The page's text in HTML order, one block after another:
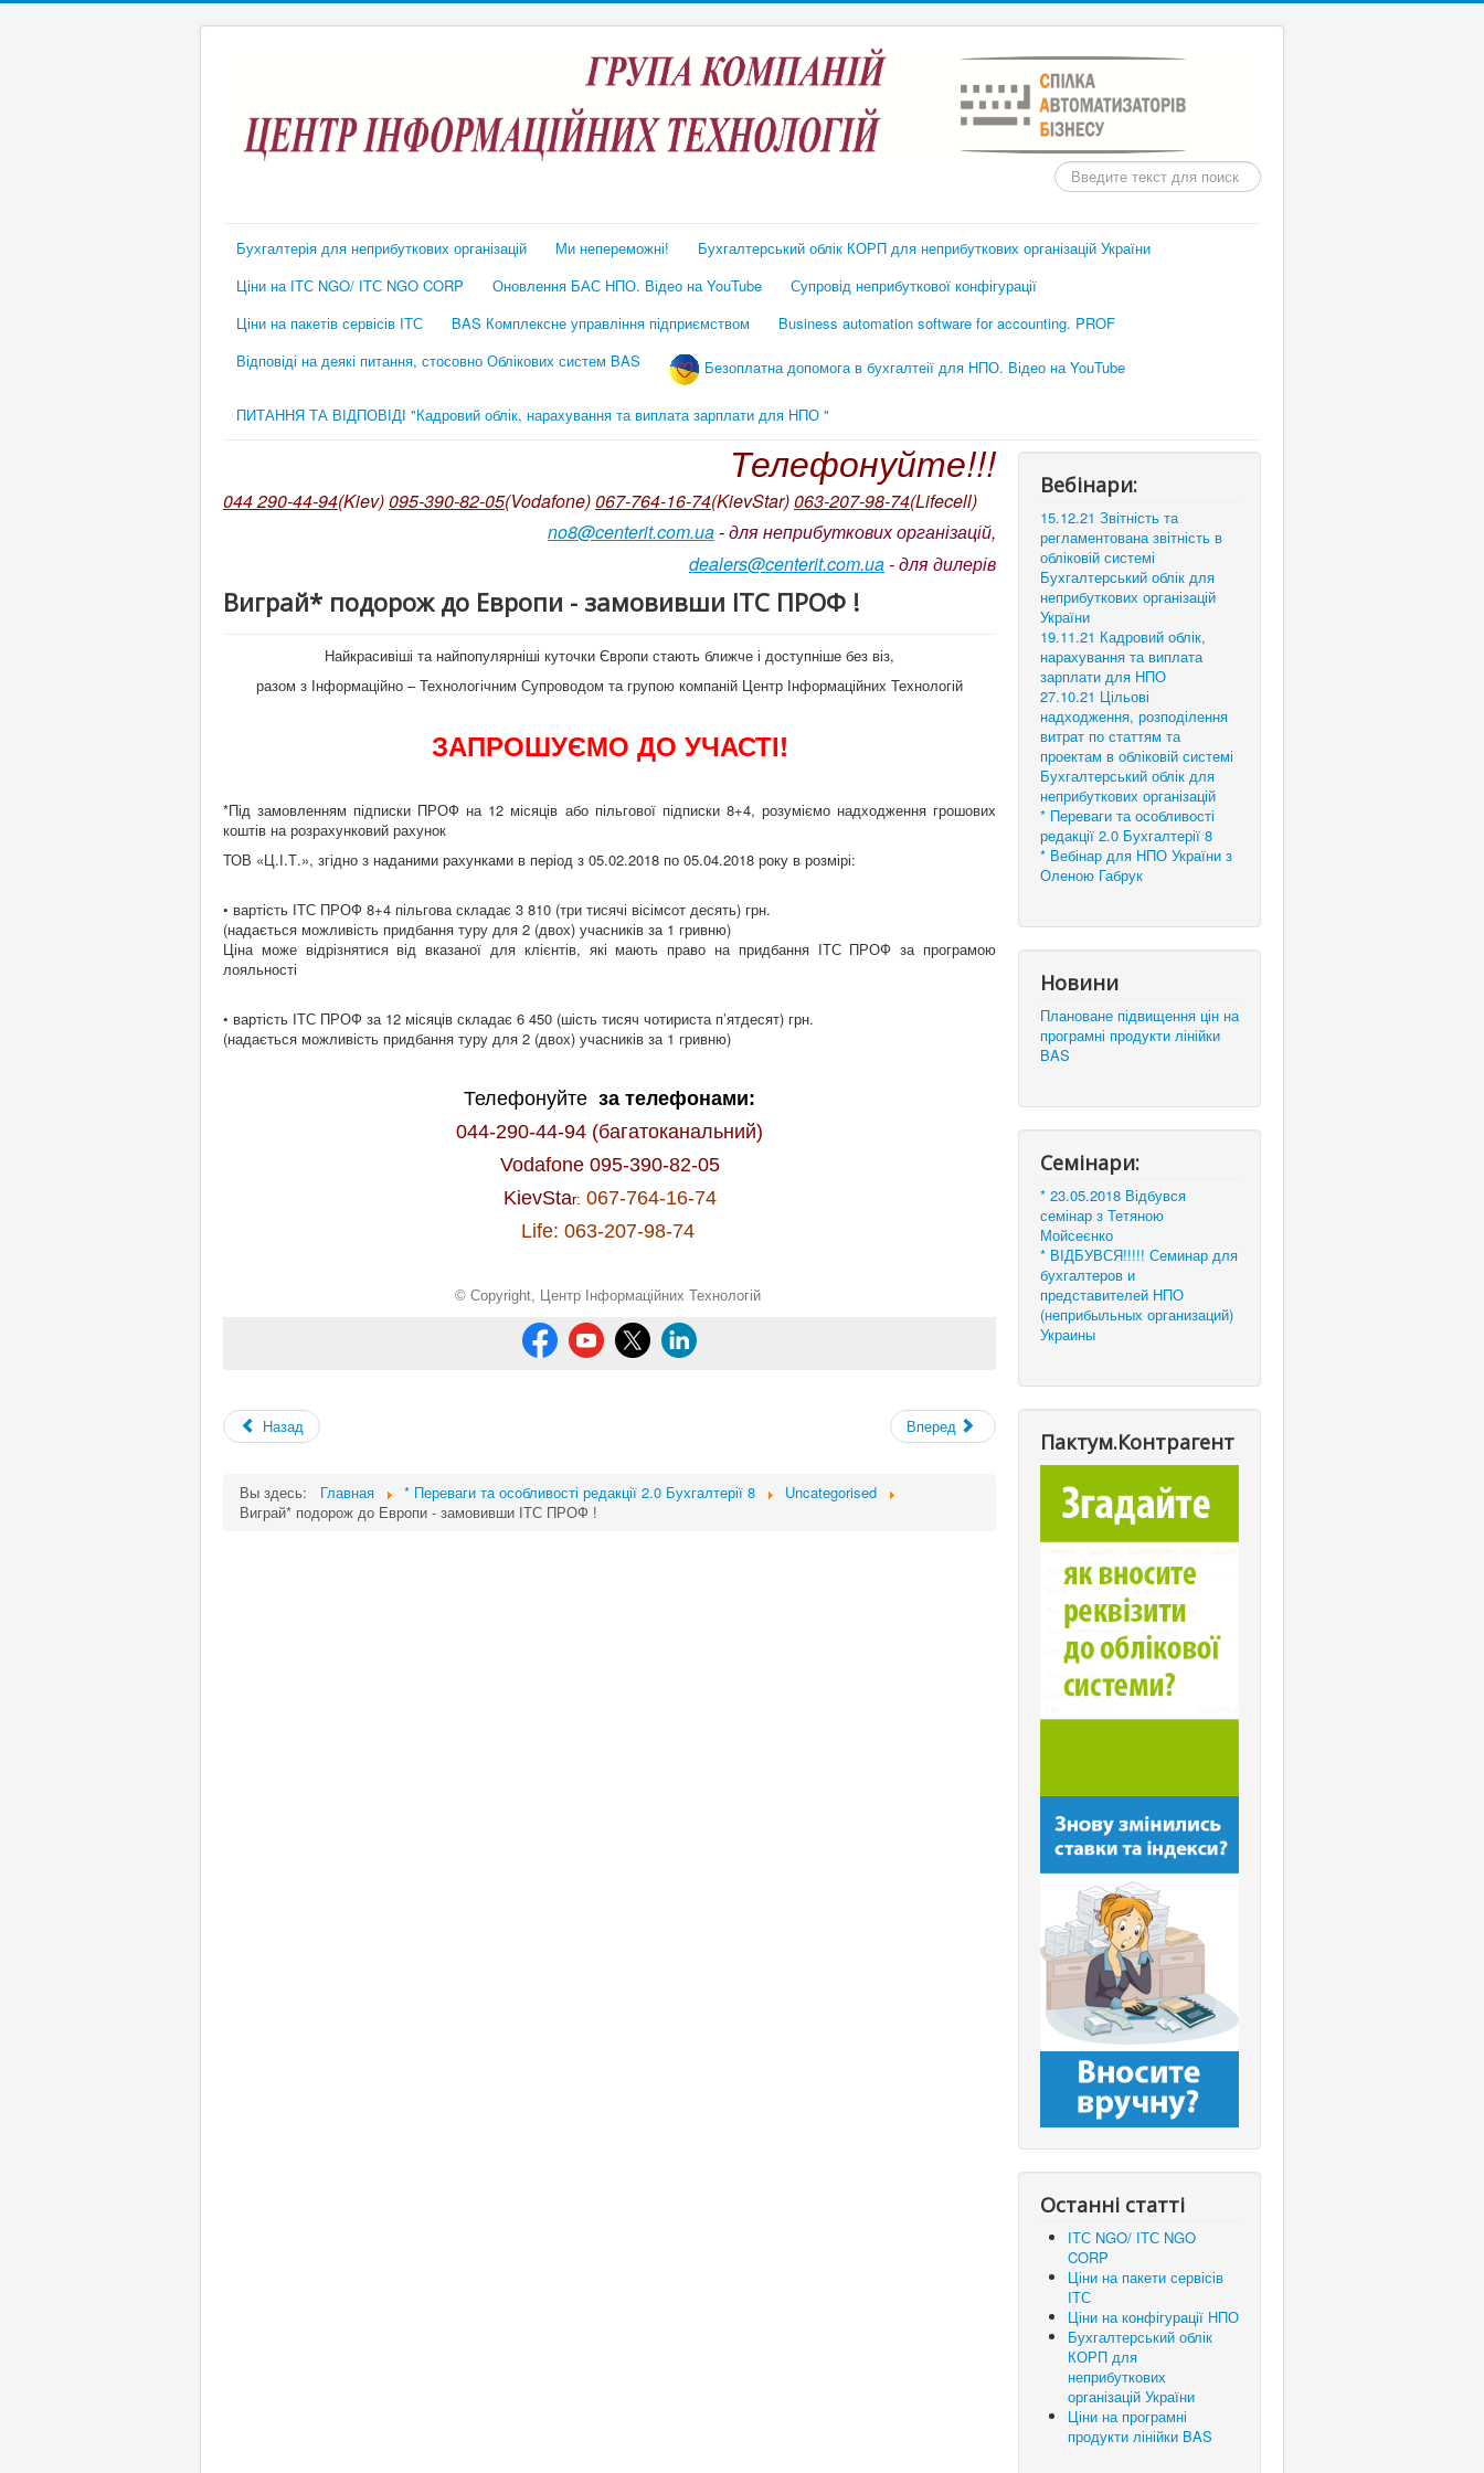
Пошук
Бухгалтерія для неприбуткових організацій Ми непереможні!
Бухгалтерський облік КОРП для неприбуткових організацій України
Ціни на ІТС NGO/ ІТС NGO CORP
Оновлення БАС НПО. Відео на YouTube
Супровід неприбуткової конфігурації
Ціни на пакетів сервісів ІТС
BAS Комплексне управління підприємством
Business automation software for accounting. PROF
Відповіді на деякі питання, стосовно Облікових систем BAS
Безоплатна допомога в бухгалтеії для НПО. Відео на YouTube
ПИТАННЯ ТА ВІДПОВІДІ "Кадровий облік, нарахування та виплата зарплати для НПО "
Телефонуйте!!!
044 290-44-94(Kiev)095-390-82-05(Vodafone)067-764-16-74(KievStar)063-207-98-74(Lifecell)
no8@centerit.com.ua-для неприбуткових організацій,
dealers@centerit.com.ua-для дилерів
Виграй* подорож до Европи - замовивши ІТС ПРОФ !
Найкрасивіші та найпопулярніші куточки Європи стають ближче і доступніше без віз,
разом з Інформаційно – Технологічним Супроводом та групою компаній Центр Інформаційних Технологій
ЗАПРОШУЄМО ДО УЧАСТІ!
*Під замовленням підписки ПРОФ на 12 місяців або пільгової підписки 8+4, розуміємо надходження грошових
коштів на розрахунковий рахунок
ТОВ «Ц.І.Т.», згідно з наданими рахунками в період з 05.02.2018 по 05.04.2018 року в розмірі:
• вартість ІТС ПРОФ 8+4 пільгова складає 3 810 (три тисячі вісімсот десять) грн.
(надається можливість придбання туру для 2 (двох) учасників за 1 гривню)
Ціна може відрізнятися від вказаної для клієнтів, які мають право на придбання ІТС ПРОФ за програмою
лояльності
• вартість ІТС ПРОФ за 12 місяців складає 6 450 (шість тисяч чотириста п’ятдесят) грн.
(надається можливість придбання туру для 2 (двох) учасників за 1 гривню)
Телефонуйте за телефонами:
044-290-44-94 (багатоканальний)
Vodafone 095-390-82-05
KievStar: 067-764-16-74
Life: 063-207-98-74
© Copyright, Центр Інформаційних Технологій
Назад Вперед
Вы здесь: Главная * Переваги та особливості редакції 2.0 Бухгалтерії 8
Uncategorised
Виграй* подорож до Европи - замовивши ІТС ПРОФ !
Вебінари:
15.12.21 Звітність та
регламентована звітність в
обліковій системі
Бухгалтерський облік для
неприбуткових організацій
України
19.11.21 Кадровий облік,
нарахування та виплата
зарплати для НПО
27.10.21 Цільові
надходження, розподілення
витрат по статтям та
проектам в обліковій системі
Бухгалтерський облік для
неприбуткових організацій
* Переваги та особливості
редакції 2.0 Бухгалтерії 8
* Вебінар для НПО України з
Оленою Габрук
Новини
Плановане підвищення цін на
програмні продукти лінійки
BAS
Семінари:
* 23.05.2018 Відбувся
семінар з Тетяною
Мойсеєнко
* ВІДБУВСЯ!!!!! Семинар для
бухгалтеров и
представителей НПО
(неприбыльных организаций)
Украины
Пактум.Контрагент
Останні статті
ІТС NGO/ ІТС NGO
CORP
Ціни на пакети сервісів
ІТС
Ціни на конфігурації НПО
Бухгалтерський облік
КОРП для
неприбуткових
організацій України
Ціни на програмні
продукти лінійки BAS